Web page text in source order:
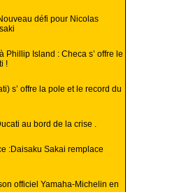
défi pour Nicolas
Phillip Island : Checa s’ offre le
!
s’ offre la pole et le record du
au bord de la crise .
:Daisaku Sakai remplace
officiel Yamaha-Michelin en